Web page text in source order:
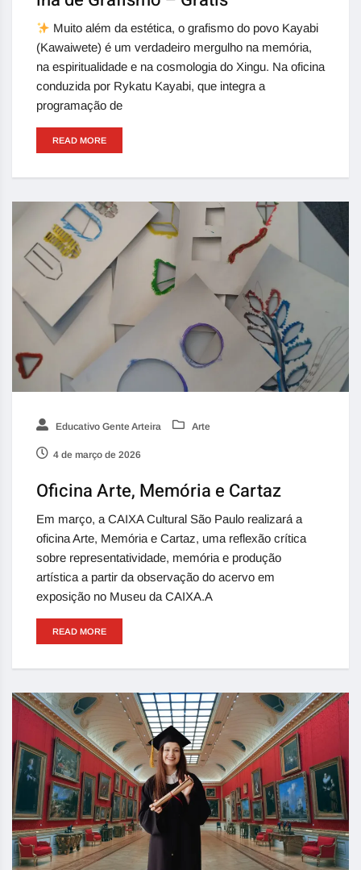
Muito além da estética, o grafismo do povo Kayabi
(Kawaiwete) é um verdadeiro mergulho na memória,
na espiritualidade e na cosmologia do Xingu. Na oficina
conduzida por Rykatu Kayabi, que integra a
programação de
READ MORE
Educativo Gente Arteira Arte
4 de março de 2026
Oficina Arte, Memória e Cartaz
Em março, a CAIXA Cultural São Paulo realizará a
oficina Arte, Memória e Cartaz, uma reflexão crítica
sobre representatividade, memória e produção
artística a partir da observação do acervo em
exposição no Museu da CAIXA.A
READ MORE